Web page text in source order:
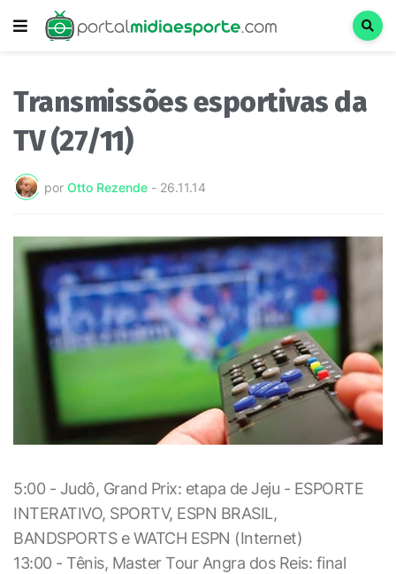
Transmissões esportivas da
TV (27/11)
por Otto Rezende - 26.11.14
5:00 - Judô, Grand Prix: etapa de Jeju - ESPORTE
INTERATIVO, SPORTV, ESPN BRASIL,
BANDSPORTS e WATCH ESPN (Internet)
13:00 - Tênis, Master Tour Angra dos Reis: final